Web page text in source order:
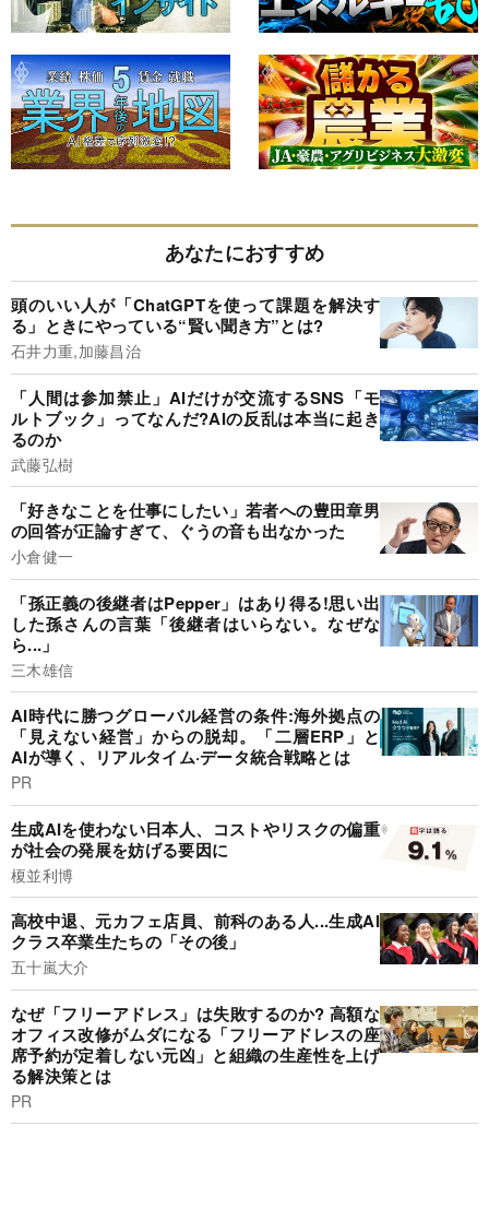
あなたにおすすめ
頭のいい人が「ChatGPTを使って課題を解決す
る」ときにやっている“賢い聞き方”とは?
石井力重,加藤昌治
「人間は参加禁止」AIだけが交流するSNS「モ
ルトブック」ってなんだ?AIの反乱は本当に起き
るのか
武藤弘樹
「好きなことを仕事にしたい」若者への豊田章男
の回答が正論すぎて、ぐうの音も出なかった
小倉健一
「孫正義の後継者はPepper」はあり得る!思い出
した孫さんの言葉「後継者はいらない。なぜな
ら...」
三木雄信
AI時代に勝つグローバル経営の条件:海外拠点の
「見えない経営」からの脱却。「二層ERP」と
AIが導く、リアルタイム·データ統合戦略とは
PR
生成AIを使わない日本人、コストやリスクの偏重
が社会の発展を妨げる要因に
榎並利博
高校中退、元カフェ店員、前科のある人...生成AI
クラス卒業生たちの「その後」
五十嵐大介
なぜ「フリーアドレス」は失敗するのか? 高額な
オフィス改修がムダになる「フリーアドレスの座
席予約が定着しない元凶」と組織の生産性を上げ
る解決策とは
PR